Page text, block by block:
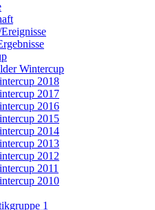
Wintercup
2018
2017
2016
2015
2014
2013
2012
2011
2010
1